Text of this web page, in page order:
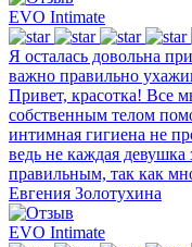
EVO Intimate
Я осталась довольна
важно правильно
Привет, красотка! Все
собственным телом
интимная гигиена не
ведь не каждая девушка
правильным, так как
Евгения Золотухина
EVO Intimate